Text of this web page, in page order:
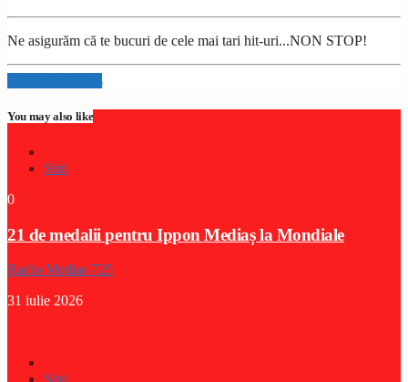
Ne asigurăm că te bucuri de cele mai tari hit-uri...NON STOP!
Info and episodes
You may also like
Stiri
0
21 de medalii pentru Ippon Mediaș la Mondiale
Radio Medias 725
31 iulie 2026